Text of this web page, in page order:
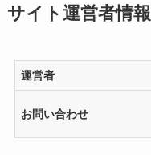
サイト運営者情報
運営者
お問い合わせ